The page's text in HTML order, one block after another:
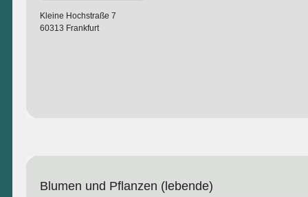
Kleine Hochstraße 7
60313 Frankfurt
Blumen und Pflanzen (lebende)